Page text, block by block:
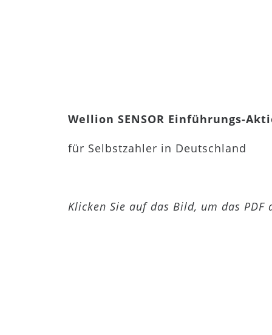
Wellion SENSOR Einführungs-
für Selbstzahler in Deutschland
Klicken Sie auf das Bild, um das PDF